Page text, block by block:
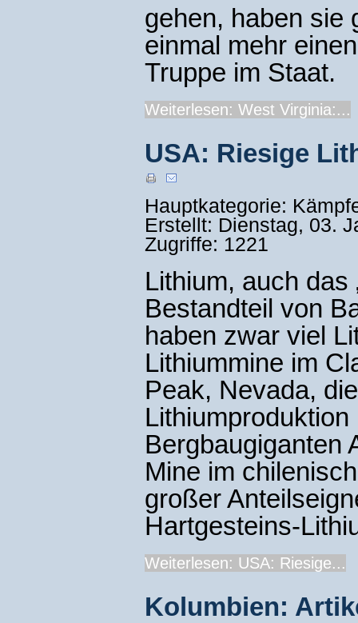
gehen, haben sie
einmal mehr
Truppe im Staat.
Weiterlesen: West Virginia:...
USA: Riesige
Hauptkategorie:
Erstellt: Dienstag, 03.
Zugriffe: 1221
Lithium, auch das
Bestandteil von
haben zwar viel
Lithiummine im
Peak, Nevada,
Bergbaugiganten
Mine im
großer
Hartgesteins-
Weiterlesen: USA: Riesige...
Kolumbien: